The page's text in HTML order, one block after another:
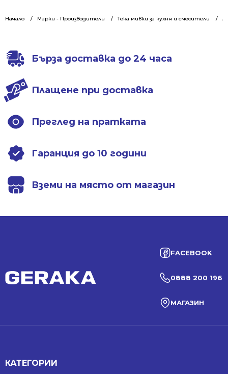
Начало Марки - Производители Тека мивки за кухня и смесители
Бърза доставка до 24 часа
Плащене при доставка
Преглед на пратката
Гаранция до 10 години
Вземи на място от магазин
FACEBOOK
0888 200 196
МАГАЗИН
КАТЕГОРИИ